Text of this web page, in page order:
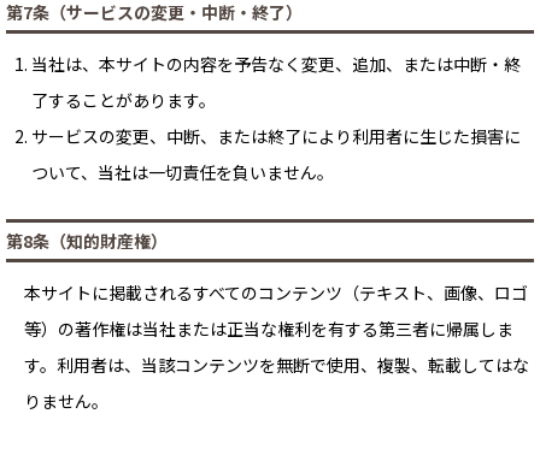
第7条（サービスの変更・中断・終了）
当社は、本サイトの内容を予告なく変更、追加、または中断・終
了することがあります。
サービスの変更、中断、または終了により利用者に生じた損害に
ついて、当社は一切責任を負いません。
第8条（知的財産権）
本サイトに掲載されるすべてのコンテンツ（テキスト、画像、ロゴ
等）の著作権は当社または正当な権利を有する第三者に帰属しま
す。利用者は、当該コンテンツを無断で使用、複製、転載してはな
りません。